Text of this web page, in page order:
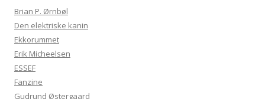
Brian P. Ørnbøl
Den elektriske kanin
Ekkorummet
Erik Micheelsen
ESSEF
Fanzine
Gudrund Østergaard